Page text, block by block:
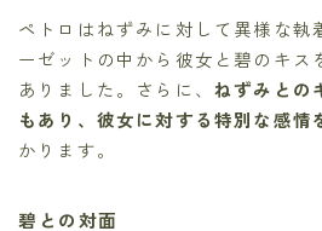
ペトロはねずみに対して異様な執
ーゼットの中から彼女と碧のキス
ありました。さらに、 ねずみとの
もあり、彼女に対する特別な感情
かります。
碧との対面